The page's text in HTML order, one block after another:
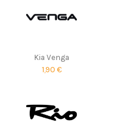
Kia Venga
1,90 €